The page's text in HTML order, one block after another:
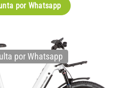
por Whatsapp
por Whatsapp